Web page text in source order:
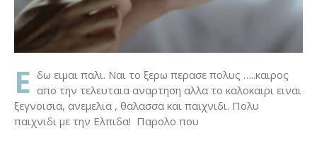
Ε δω ειμαι παλι. Ναι το ξερω περασε πολυς …..καιρος
απο την τελευταια αναρτηση αλλα το καλοκαιρι ειναι
ξεγνοισια, ανεμελια , θαλασσα και παιχνιδι. Πολυ
παιχνιδι με την Ελπιδα! Παρολο που